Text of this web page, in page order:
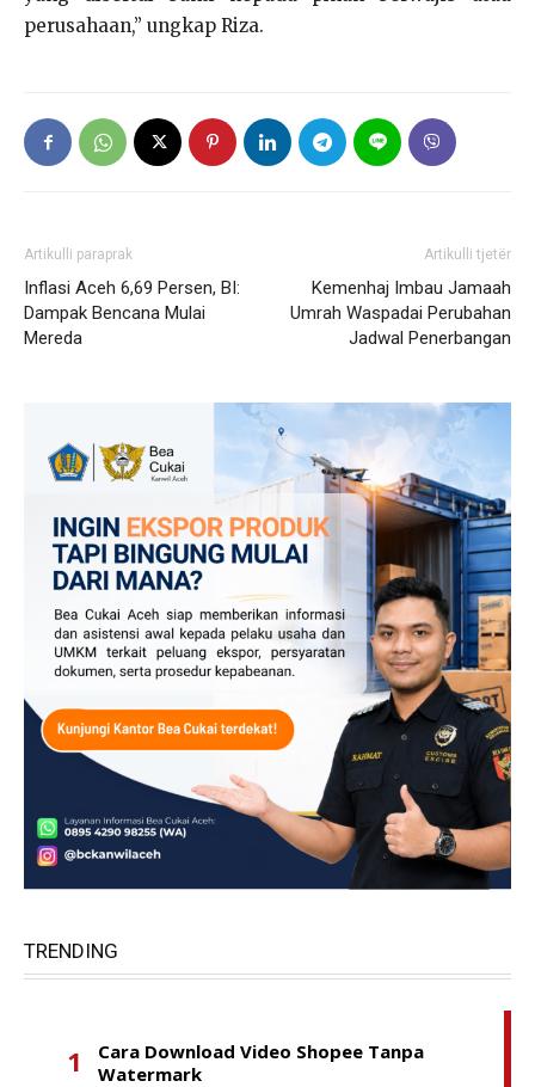
perusahaan,” ungkap Riza.
Artikulli paraprak
Inflasi Aceh 6,69 Persen, BI:
Dampak Bencana Mulai
Mereda
Artikulli tjetër
Kemenhaj Imbau Jamaah
Umrah Waspadai Perubahan
Jadwal Penerbangan
TRENDING
Cara Download Video Shopee Tanpa
Watermark